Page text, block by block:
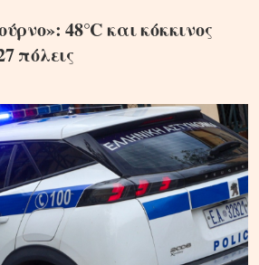
48°C και κόκκινος
πόλεις